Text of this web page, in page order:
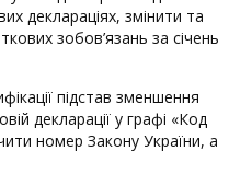
деклараціях, змінити та
зобов’язань за січень
підстав зменшення
декларації у графі «Код
номер Закону України, а